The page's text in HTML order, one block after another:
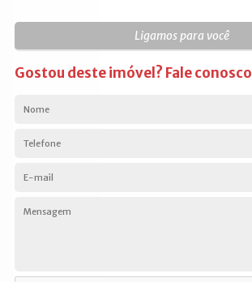
Ligamos para você
Gostou deste imóvel? Fale conosco